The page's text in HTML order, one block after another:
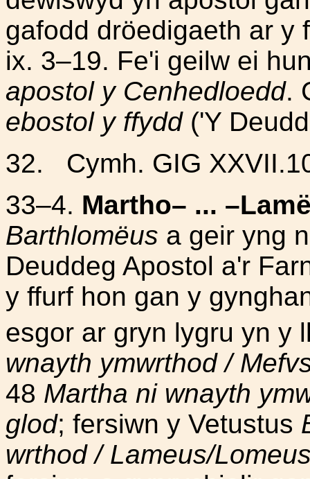
gafodd dröedigaeth ar y
ix. 3–19. Fe'i geilw ei
apostol y Cenhedloedd.
ebostol y ffydd('Y
32. Cymh. GIG
33–4. Martho– ...
Barthlomëus a geir yng
Deuddeg Apostol a'r
y ffurf hon gan y
esgor ar gryn lygru yn y
wnayth ymwrthod /
48 Martha ni wnayth
glod; fersiwn y Vetustus
wrthod / Lameus/